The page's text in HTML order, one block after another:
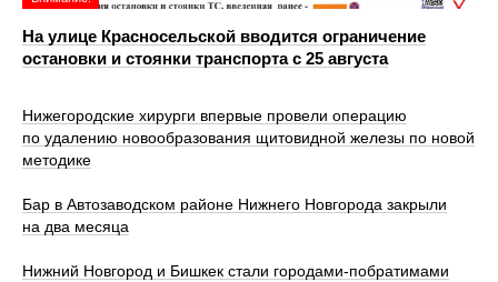
На улице Красносельской вводится ограничение
остановки и стоянки транспорта с 25 августа
Нижегородские хирурги впервые провели операцию
по удалению новообразования щитовидной железы по новой
методике
Бар в Автозаводском районе Нижнего Новгорода закрыли
на два месяца
Нижний Новгород и Бишкек стали городами-побратимами